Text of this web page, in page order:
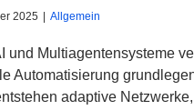
2025 Allgemein
und Multiagentensysteme
Automatisierung
adaptive